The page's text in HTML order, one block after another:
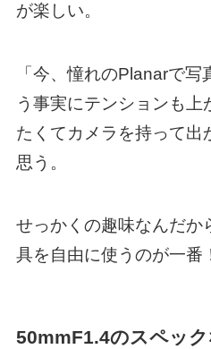
が楽しい。
「今、憧れのPlanarで
う事実にテンションも
たくてカメラを持って出
思う。
せっかくの趣味なんだか
具を自由に使うのが一番
50mmF1.4のスペッ